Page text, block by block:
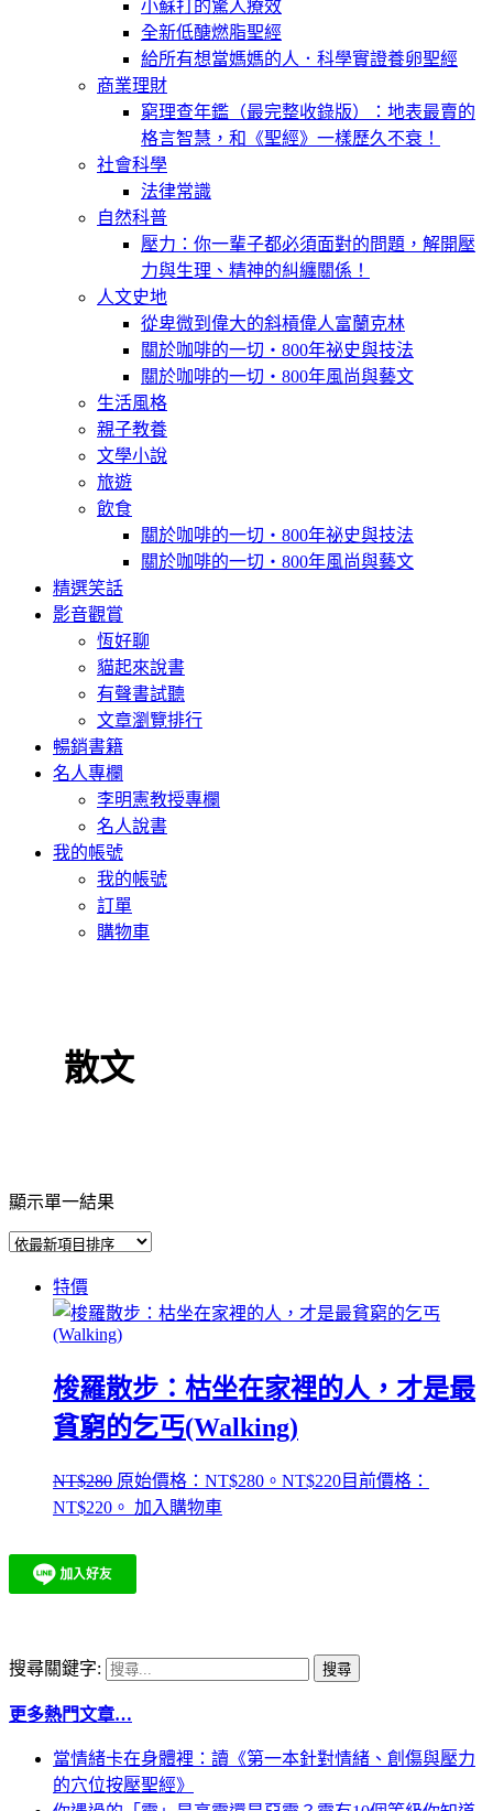
小蘇打的驚人療效
全新低醣燃脂聖經
給所有想當媽媽的人．科學實證養卵聖經
商業理財
窮理查年鑑（最完整收錄版）：地表最賣的
格言智慧，和《聖經》一樣歷久不衰！
社會科學
法律常識
自然科普
壓力：你一輩子都必須面對的問題，解開壓
力與生理、精神的糾纏關係！
人文史地
從卑微到偉大的斜槓偉人富蘭克林
關於咖啡的一切‧800年祕史與技法
關於咖啡的一切‧800年風尚與藝文
生活風格
親子教養
文學小說
旅遊
飲食
關於咖啡的一切‧800年祕史與技法
關於咖啡的一切‧800年風尚與藝文
精選笑話
影音觀賞
恆好聊
貓起來說書
有聲書試聽
文章瀏覽排行
暢銷書籍
名人專欄
李明憲教授專欄
名人說書
我的帳號
我的帳號
訂單
購物車
散文
顯示單一結果
特價
梭羅散步：枯坐在家裡的人，才是最
貧窮的乞丐(Walking)
NT$280 原始價格：NT$280。 NT$220目前價格：
NT$220。 加入購物車
搜尋關鍵字:
更多熱門文章…
當情緒卡在身體裡：讀《第一本針對情緒、創傷與壓力
的穴位按壓聖經》